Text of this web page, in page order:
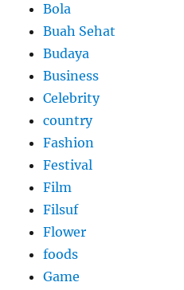
Bola
Buah Sehat
Budaya
Business
Celebrity
country
Fashion
Festival
Film
Filsuf
Flower
foods
Game